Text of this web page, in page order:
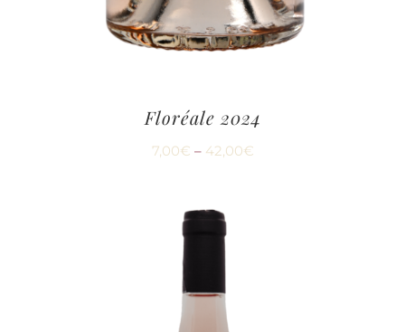
Floréale 2024
7,00€ – 42,00€